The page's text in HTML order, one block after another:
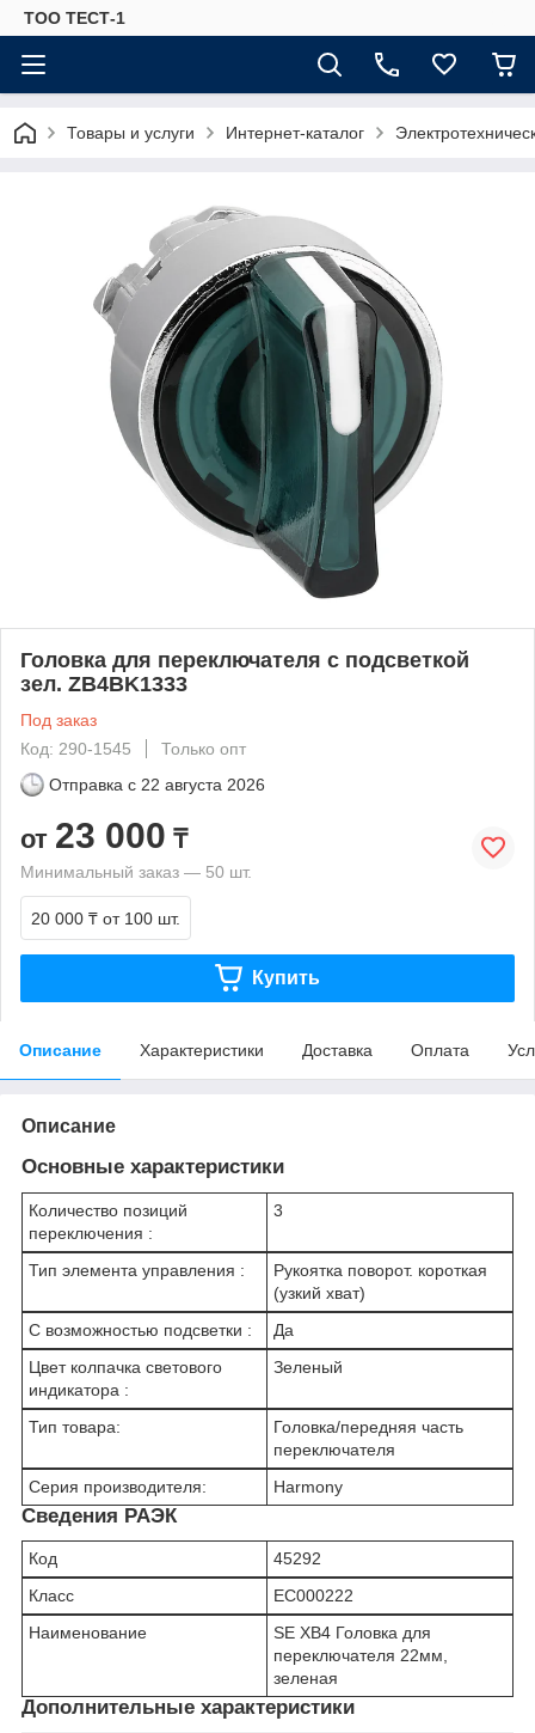
ТОО ТЕСТ-1
Товары и услуги Интернет-каталог
Головка для переключателя с подсветкой
зел. ZB4BK1333
Под заказ
Код: 290-1545
Только опт
Отправка с 22 августа 2026
от 23 000 ₸
Минимальный заказ — 50 шт.
20 000 ₸ от 100 шт.
Купить
Описание Характеристики Доставка Оплата
Описание
Основные характеристики
Количество позиций
переключения :
3
Тип элемента управления :
Рукоятка поворот. короткая
(узкий хват)
С возможностью подсветки :
Да
Цвет колпачка светового
индикатора :
Зеленый
Тип товара:
Головка/передняя часть
переключателя
Серия производителя:
Harmony
Сведения РАЭК
Код
45292
Класс
EC000222
Наименование
SE XB4 Головка для
переключателя 22мм,
зеленая
Дополнительные характеристики